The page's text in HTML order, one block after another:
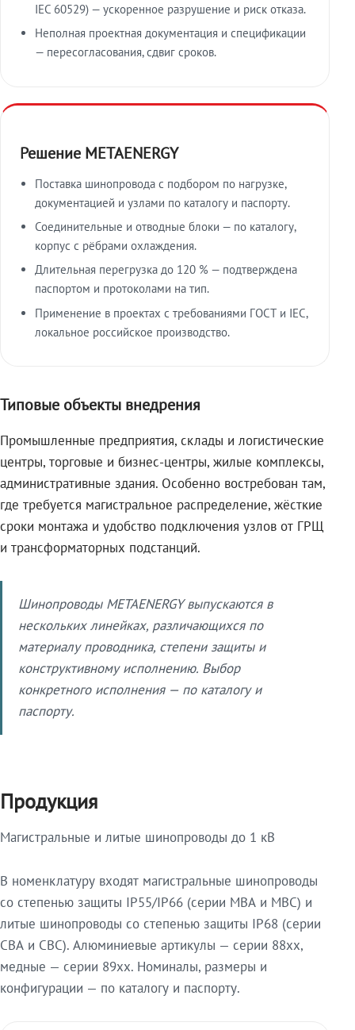
IEC 60529) — ускоренное разрушение и риск отказа.
Неполная проектная документация и спецификации
— пересогласования, сдвиг сроков.
Решение METAENERGY
Поставка шинопровода с подбором по нагрузке,
документацией и узлами по каталогу и паспорту.
Соединительные и отводные блоки — по каталогу,
корпус с рёбрами охлаждения.
Длительная перегрузка до 120 % — подтверждена
паспортом и протоколами на тип.
Применение в проектах с требованиями ГОСТ и IEC,
локальное российское производство.
Типовые объекты внедрения
Промышленные предприятия, склады и логистические
центры, торговые и бизнес-центры, жилые комплексы,
административные здания. Особенно востребован там,
где требуется магистральное распределение, жёсткие
сроки монтажа и удобство подключения узлов от ГРЩ
и трансформаторных подстанций.
Шинопроводы METAENERGY выпускаются в
нескольких линейках, различающихся по
материалу проводника, степени защиты и
конструктивному исполнению. Выбор
конкретного исполнения — по каталогу и
паспорту.
Продукция
Магистральные и литые шинопроводы до 1 кВ
В номенклатуру входят магистральные шинопроводы
со степенью защиты IP55/IP66 (серии МВА и МВС) и
литые шинопроводы со степенью защиты IP68 (серии
СВА и СВС). Алюминиевые артикулы — серии 88xx,
медные — серии 89xx. Номиналы, размеры и
конфигурации — по каталогу и паспорту.